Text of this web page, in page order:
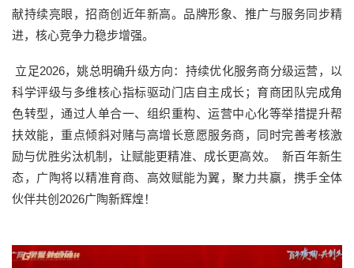
献持续亮眼，招商创近年新高。品牌形象、推广与服务同步精
进，核心竞争力稳步增强。
立足2026，姚总明确升级方向：持续优化服务商分级运营，以
科学评级与多维核心指标驱动门店自主成长；育商团队完成角
色转型，通过人单合一、组织重构、运营中心化等举措提升帮
扶效能，重点倾斜对赌与高增长意愿服务商，同时完善考核激
励与优胜劣汰机制，让赋能更精准、成长更高效。 新百年新生
态，广陶将以精准育商、高效赋能为翼，聚力共赢，携手全体
伙伴共创2026广陶新辉煌！